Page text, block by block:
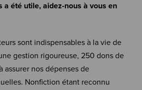
a été utile, aidez-nous à vous en
sont indispensables à la vie de
gestion rigoureuse, 250 dons de
assurer nos dépenses de
Nonfiction étant reconnu